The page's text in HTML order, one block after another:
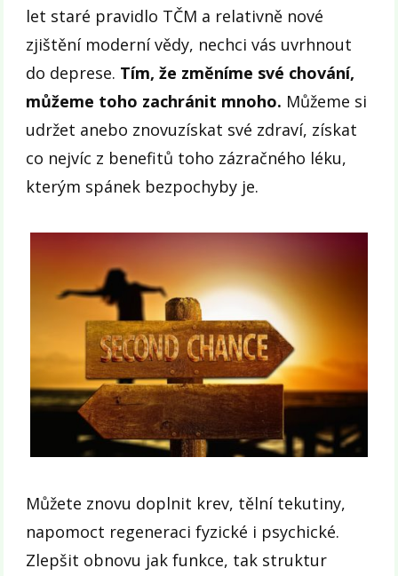
let staré pravidlo TČM a relativně nové
zjištění moderní vědy, nechci vás uvrhnout
do deprese. Tím, že změníme své chování,
můžeme toho zachránit mnoho. Můžeme si
udržet anebo znovuzískat své zdraví, získat
co nejvíc z benefitů toho zázračného léku,
kterým spánek bezpochyby je.
Můžete znovu doplnit krev, tělní tekutiny,
napomoct regeneraci fyzické i psychické.
Zlepšit obnovu jak funkce, tak struktur